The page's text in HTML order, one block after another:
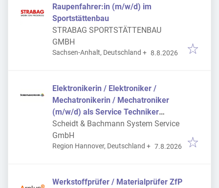
Raupenfahrer:in (m/w/d) im
Sportstättenbau
STRABAG SPORTSTÄTTENBAU
GMBH
Sachsen-Anhalt, Deutschland + Veröffentlicht:
8.8.2026
Elektronikerin / Elektroniker /
Mechatronikerin / Mechatroniker
(m/w/d) als Service Techniker
Kassensysteme
Scheidt & Bachmann System Service
GmbH
Region Hannover, Deutschland + Veröffentlicht:
7.8.2026
Werkstoffprüfer / Materialprüfer ZfP